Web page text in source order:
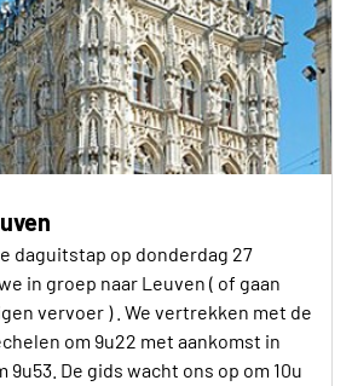
daguitstap op donderdag 27
in groep naar Leuven ( of gaan
vervoer ) . We vertrekken met de
om 9u22 met aankomst in
De gids wacht ons op om 10u